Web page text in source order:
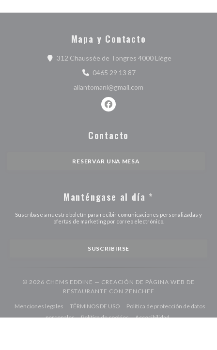
Mapa y Contacto
312 Chaussée de Tongres 4000 Liège
0465 29 13 87
aliantomani@gmail.com
Facebook ((abre en una nueva
Contacto
RESERVAR UNA MESA
Manténgase al día *
Suscríbase a nuestro boletín para recibir comunicaciones personalizadas y
ofertas de marketing por correo electrónico.
SUSCRIBIRSE
© 2026 CHEMS EDDINE — CREACIÓN DE PÁGINA WEB DE
RESTAURANTE CON ZENCHEF
Menciones legales((abre en una nueva ventana))
TÉRMINOS DE USO((abre en una nueva ventana))
Política de protección de datos
personales((abre en una nueva ventana))
Política de cookies((abre en una nueva ventana))
Accesibilidad((abre en una